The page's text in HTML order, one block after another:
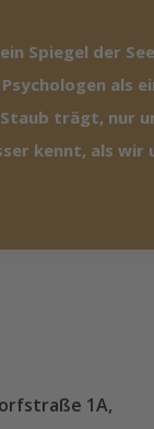
Spiegel der
als
trägt, nur
kennt, als wir
1A,